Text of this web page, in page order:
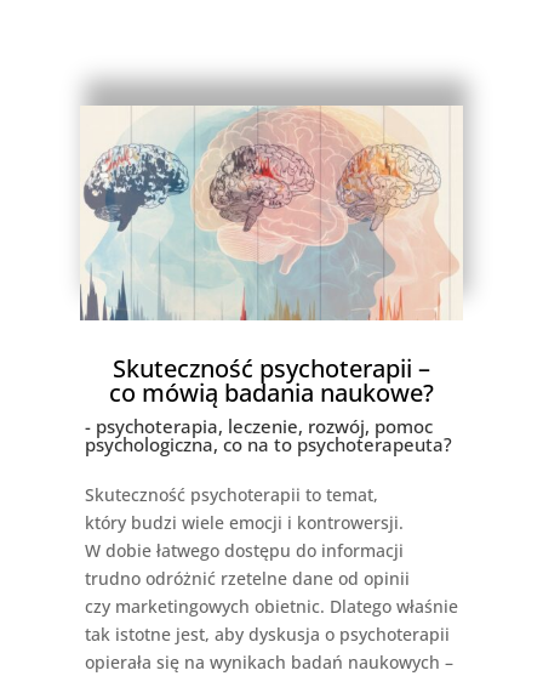
Skuteczność psychoterapii –
co mówią badania naukowe?
- psychoterapia, leczenie, rozwój, pomoc
psychologiczna, co na to psychoterapeuta?
Skuteczność psychoterapii to temat,
który budzi wiele emocji i kontrowersji.
W dobie łatwego dostępu do informacji
trudno odróżnić rzetelne dane od opinii
czy marketingowych obietnic. Dlatego właśnie
tak istotne jest, aby dyskusja o psychoterapii
opierała się na wynikach badań naukowych –